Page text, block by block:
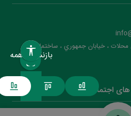
‌‌‌، خيابان جمهوري ، ساختمان
اجتماعی
بازنشانی همه